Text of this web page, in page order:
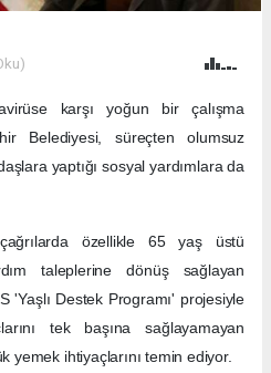
karşı yoğun bir çalışma
Belediyesi, süreçten olumsuz
yaptığı sosyal yardımlara da
özellikle 65 yaş üstü
taleplerine dönüş sağlayan
'Yaşlı Destek Programı' projesiyle
tek başına sağlayamayan
yemek ihtiyaçlarını temin ediyor.